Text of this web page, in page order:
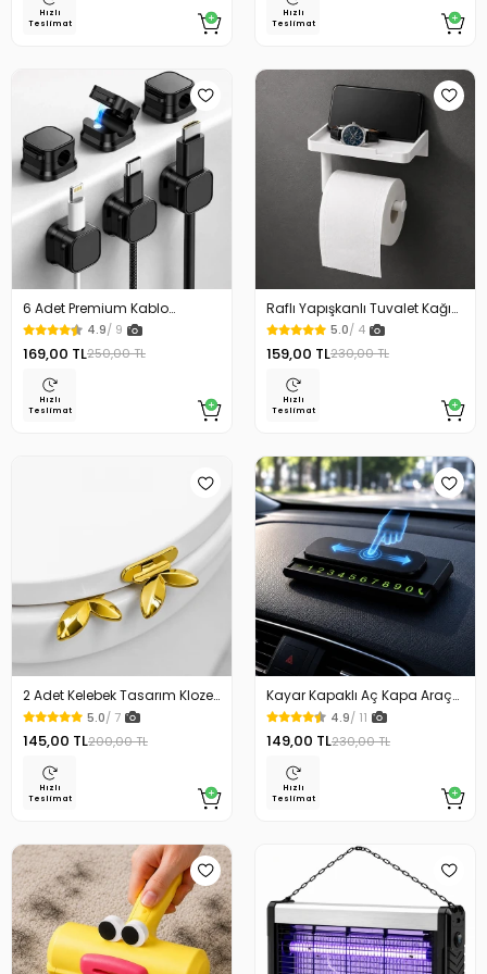
Hızlı
Teslimat
Hızlı
Teslimat
6 Adet Premium Kablo
Düzenleyici Kablo Tutucu
Mıknatıslı Kapak Özellikli
4.9/ 9
169,00 TL250,00 TL
Hızlı
Teslimat
Raflı Yapışkanlı Tuvalet Kağıdı
Askılığı
5.0/ 4
159,00 TL230,00 TL
Hızlı
Teslimat
2 Adet Kelebek Tasarım Klozet
Kaldırma Aparatı Gold Renk
5.0/ 7
145,00 TL200,00 TL
Hızlı
Teslimat
Kayar Kapaklı Aç Kapa Araç
Torpido Üstü Fosforlu
Numaratör Park Numaratörü
4.9/ 11
149,00 TL230,00 TL
Hızlı
Teslimat